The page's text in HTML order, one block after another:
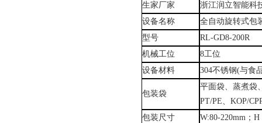
生家厂家
浙江润立智能科
设备名称
全自动旋转式包
型号
RL-GD8-200R
机械工位
8工位
设备材料
304不锈钢(与食
包装袋
平面袋、蒸煮袋
PT/PE、KOP/
包装尺寸
W:80-220mm；